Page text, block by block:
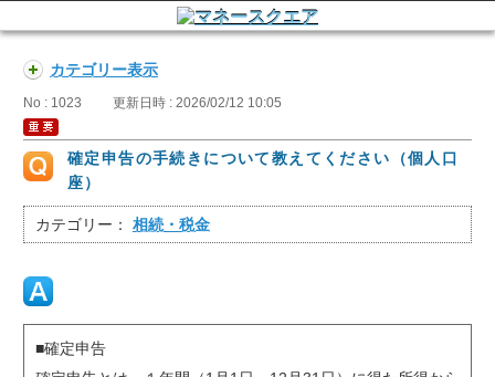
カテゴリー表示
No : 1023 更新日時 : 2026/02/12 10:05
確定申告の手続きについて教えてください（個人口
座）
カテゴリー： 相続・税金
■確定申告